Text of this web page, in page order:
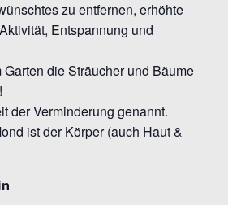
zu entfernen, erhöhte
Entspannung und
die Sträucher und Bäume
der Verminderung genannt.
ist der Körper (auch Haut &